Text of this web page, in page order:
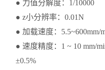
● 力值分解度：1/10000
● z小分辨率：0.01N
● 加载速度：5.5~600mm/
● 速度精度：1 ~ 10 mm/
±0.5%